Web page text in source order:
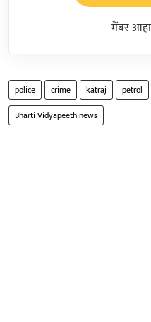
मेंबर
police crime katraj petrol
Bharti Vidyapeeth news